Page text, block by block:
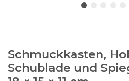
Schmuckkasten,
Schublade und